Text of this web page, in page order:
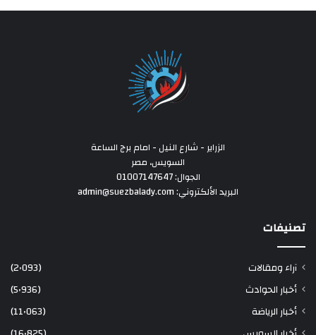
الزراير - شارع النيل - امام برج الساعة
السويس، مصر
الجوال: 01007147647
البريد الألكتروني: admin@suezbalady.com
تصنيفات
آراء ومقالات
(2٬093)
أخبار الحوادث
(5٬936)
أخبار الرياضة
(11٬063)